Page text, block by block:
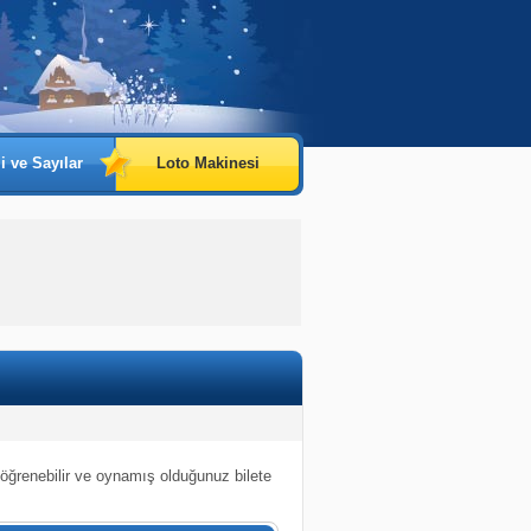
ve Sayılar Loto Makinesi
ve oynamış olduğunuz bilete